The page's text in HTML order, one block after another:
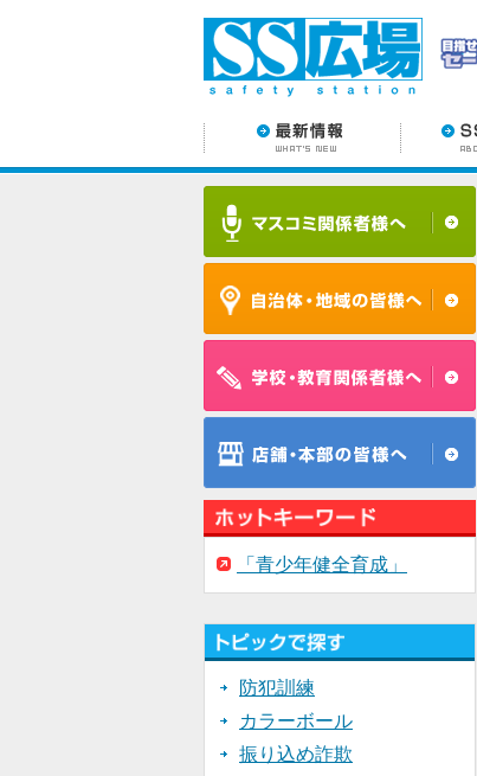
「青少年健全育成」
防犯訓練
カラーボール
振り込め詐欺